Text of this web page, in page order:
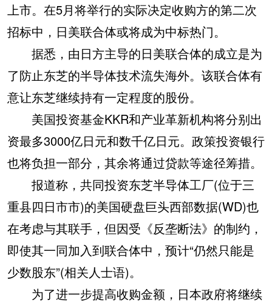
上市。在5月将举行的实际决定收购方的第二次
招标中，日美联合体或将成为中标热门。
据悉，由日方主导的日美联合体的成立是为
了防止东芝的半导体技术流失海外。该联合体有
意让东芝继续持有一定程度的股份。
美国投资基金KKR和产业革新机构将分别出
资最多3000亿日元和数千亿日元。政策投资银行
也将负担一部分，其余将通过贷款等途径筹措。
报道称，共同投资东芝半导体工厂(位于三
重县四日市市)的美国硬盘巨头西部数据(WD)也
在考虑与其联手，但因受《反垄断法》的制约，
即使其一同加入到联合体中，预计“仍然只能是
少数股东”(相关人士语)。
为了进一步提高收购金额，日本政府将继续